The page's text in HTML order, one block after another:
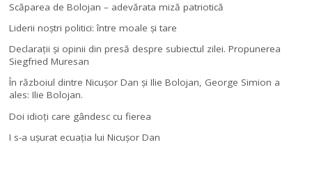
Scăparea de Bolojan – adevărata miză patriotică
Liderii noştri politici: între moale şi tare
Declaraţii şi opinii din presă despre subiectul zilei. Propunerea
Siegfried Muresan
În războiul dintre Nicuşor Dan şi Ilie Bolojan, George Simion a
ales: Ilie Bolojan.
Doi idioţi care gândesc cu fierea
I s-a uşurat ecuaţia lui Nicuşor Dan